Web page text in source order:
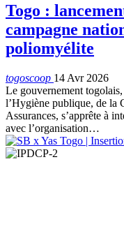
Togo :
campagne
poliomyélite
togoscoop 14 Avr 2026
Le gouvernement
l’Hygiène publique, de la
Assurances, s’apprête à
avec l’organisation…